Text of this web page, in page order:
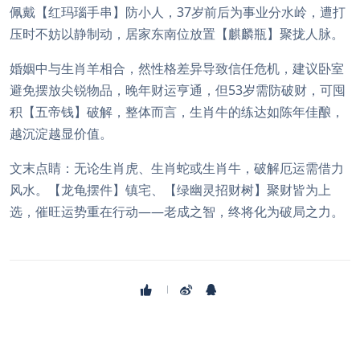
佩戴【红玛瑙手串】防小人，37岁前后为事业分水岭，遭打
压时不妨以静制动，居家东南位放置【麒麟瓶】聚拢人脉。
婚姻中与生肖羊相合，然性格差异导致信任危机，建议卧室
避免摆放尖锐物品，晚年财运亨通，但53岁需防破财，可囤
积【五帝钱】破解，整体而言，生肖牛的练达如陈年佳酿，
越沉淀越显价值。
文末点睛：无论生肖虎、生肖蛇或生肖牛，破解厄运需借力
风水。【龙龟摆件】镇宅、【绿幽灵招财树】聚财皆为上
选，催旺运势重在行动——老成之智，终将化为破局之力。